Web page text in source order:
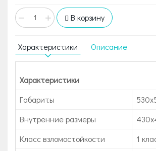
− + В корзину
Характеристики Описание
Характеристики
Габариты
Внутренние размеры
Класс взломостойкости
1